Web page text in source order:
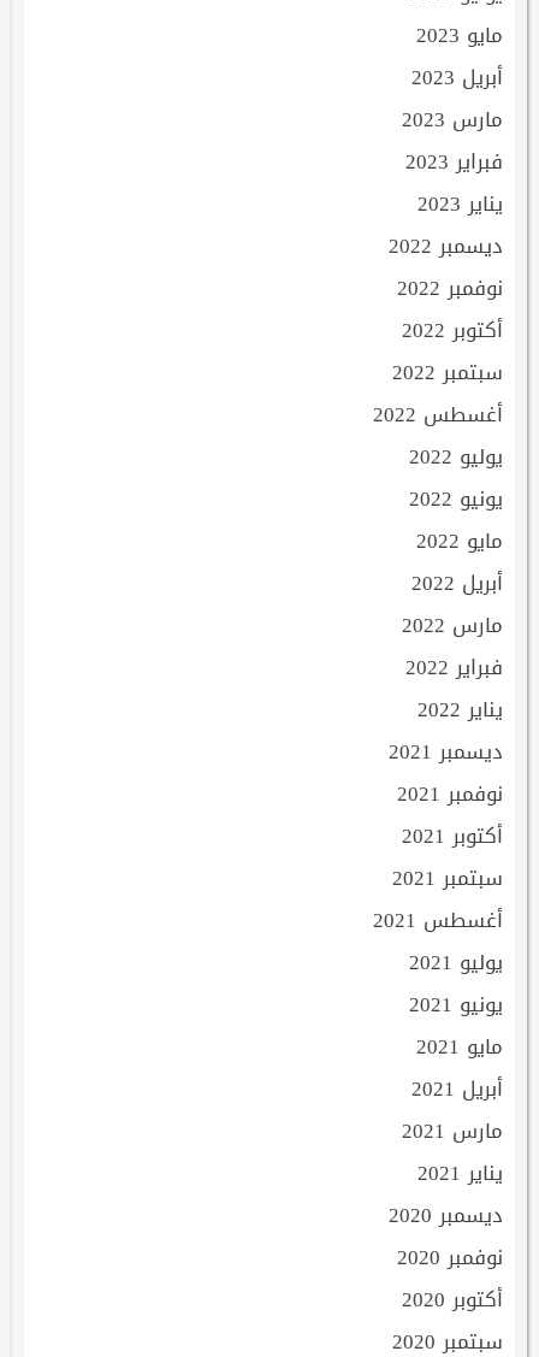
مايو 2023
أبريل 2023
مارس 2023
فبراير 2023
يناير 2023
ديسمبر 2022
نوفمبر 2022
أكتوبر 2022
سبتمبر 2022
أغسطس 2022
يوليو 2022
يونيو 2022
مايو 2022
أبريل 2022
مارس 2022
فبراير 2022
يناير 2022
ديسمبر 2021
نوفمبر 2021
أكتوبر 2021
سبتمبر 2021
أغسطس 2021
يوليو 2021
يونيو 2021
مايو 2021
أبريل 2021
مارس 2021
يناير 2021
ديسمبر 2020
نوفمبر 2020
أكتوبر 2020
سبتمبر 2020